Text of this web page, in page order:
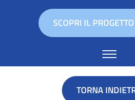
SCOPRI IL
TORNA